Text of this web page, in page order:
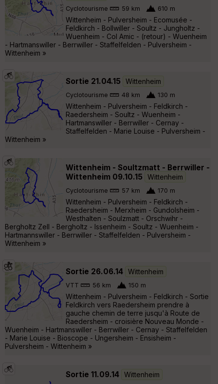
Cyclotourisme 59 km 610 m
Wittenheim - Pulversheim - Ecomusée -
Feldkirch - Bollwiller - Soultz - Jungholtz -
Wuenheim - Col Amic - (retour) - Wuenheim
- Hartmanswiller - Berrwiller - Staffelfelden - Pulversheim -
Wittenheim »
Sortie 21.04.15 Wittenheim
Cyclotourisme 48 km 130 m
Wittenheim - Pulversheim - Feldkirch -
Raedersheim - Soultz - Wuenheim -
Hartmanswiller - Berrwiller - Cernay -
Staffelfelden - Marie Louise - Pulversheim -
Wittenheim »
Wittenheim - Soultzmatt - Berrwiller -
Wittenheim 09.10.15
Wittenheim
Cyclotourisme 57 km 170 m
Wittenheim - Pulversheim - Feldkirch -
Raedersheim - Merxheim - Gundolsheim -
Westhalten - Soulzmatt - Orschwihr -
Bergholtz Zell - Bergholtz - Issenheim - Soultz - Wuenheim -
Hartmannswiller - Berrwiller - Staffelfelden - Pulversheim -
Wittenheim »
Sortie 26.06.14 Wittenheim
VTT 56 km 150 m
Wittenheim - Pulversheim - Feldkirch - Sortie
Feldkirch vers Raedersheim prendre à
gauche chemin de terre jusqu'à Route de
Raedersheim - croisière Nouveau Monde -
Wuenheim - Hartmanswiller - Berrwiller - Cernay - Staffelfelden
- Marie Louise - Bioscope - Ungersheim - Ensisheim -
Pulversheim - Wittenheim »
Sortie 11.09.14 Wittenheim